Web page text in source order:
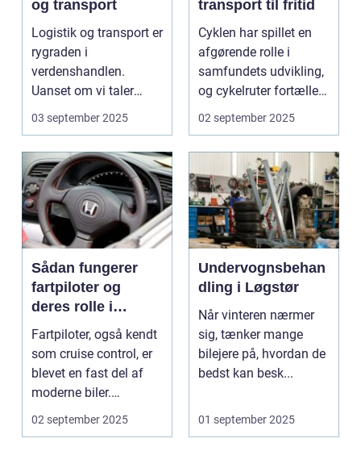
og transport
Logistik og transport er
rygraden i
verdenshandlen.
Uanset om vi taler
dagligvarer til
supermarkedet...
03 september 2025
transport til fritid
Cyklen har spillet en
afgørende rolle i
samfundets udvikling,
og cykelruter fortæller
e...
02 september 2025
Sådan fungerer
fartpiloter og
deres rolle i
sikkerhed
Fartpiloter, også kendt
som cruise control, er
blevet en fast del af
moderne biler.
Systemet g...
02 september 2025
Undervognsbehan
dling i Løgstør
Når vinteren nærmer
sig, tænker mange
bilejere på, hvordan de
bedst kan besk...
01 september 2025